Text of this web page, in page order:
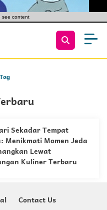
see content
Tag
Sekadar Tempat
Menikmati Momen Jeda
Lewat
Kuliner Terbaru
Contact Us